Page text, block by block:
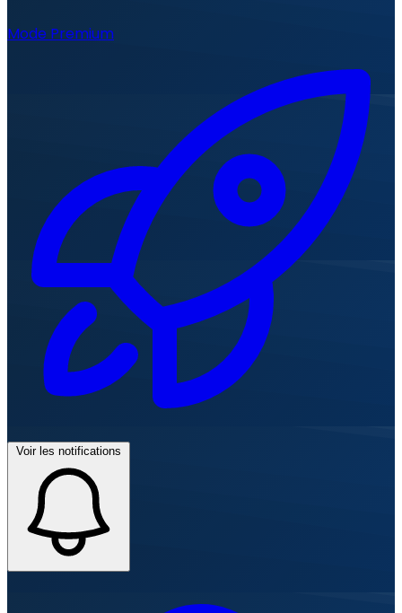
Mode Premium
Voir les notifications